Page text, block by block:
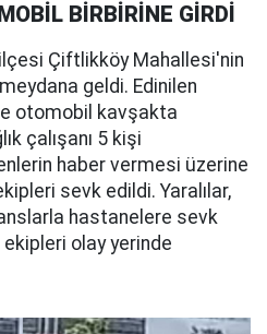
BİRBİRİNE GİRDİ
Çiftlikköy Mahallesi'nin
geldi. Edinilen
otomobil kavşakta
çalışanı 5 kişi
haber vermesi üzerine
sevk edildi. Yaralılar,
hastanelere sevk
olay yerinde